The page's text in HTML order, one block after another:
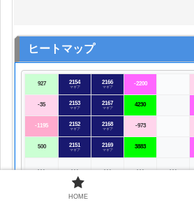
ヒートマップ
927 2154
マギア
2166
マギア -2200
-35 2153
マギア
2167
マギア 4230
-1195 2152
マギア
2168
マギア -973
500 2151
マギア
2169
マギア 3883
… … … … …
HOME